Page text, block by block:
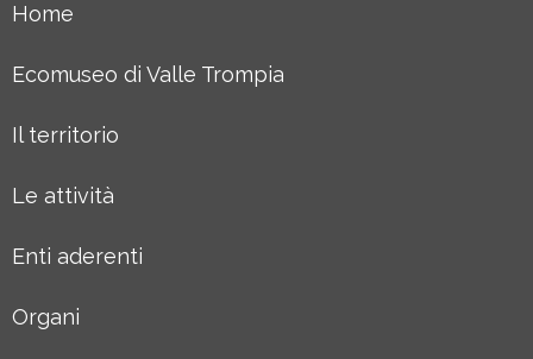
Home
Ecomuseo di Valle Trompia
Il territorio
Le attività
Enti aderenti
Organi